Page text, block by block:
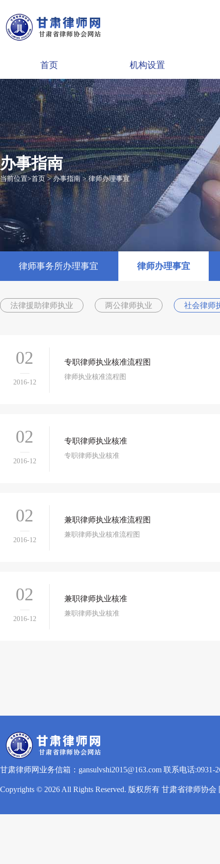
首页 机构设置
办事指南
当前位置>首页 >办事指南>律师办理事宜
律师事务所办理事宜 律师办理事宜
法律援助律师执业 两公律师执业 社会律师
02
2016-12
专职律师执业核准流程图
律师执业核准流程图
02
2016-12
专职律师执业核准
专职律师执业核准
02
2016-12
兼职律师执业核准流程图
兼职律师执业核准流程图
02
2016-12
兼职律师执业核准
兼职律师执业核准
甘肃律师网业务信箱：gansulvshi2015@163.com 联系电话:0931-
Copyrights © 2026 All Rights Reserved. 版权所有 甘肃省律师协会